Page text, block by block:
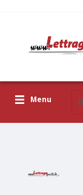
Menu